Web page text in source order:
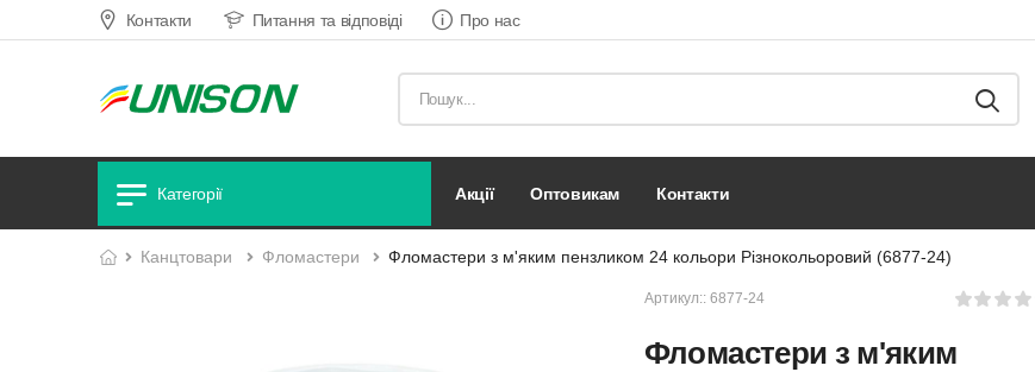
Контакти Питання та відповіді Про нас
Категорії акції оптовикам контакти
канцтовари фломастери Фломастери з м'яким пензликом 24 кольори Різнокольоровий (6877-24)
Артикул:: 6877-24
Фломастери з м'яким